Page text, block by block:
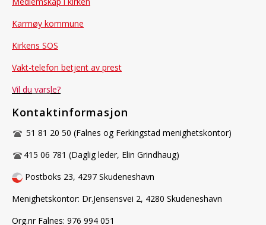
Karmøy kommune
Kirkens SOS
Vakt-telefon betjent av prest
Vil du varsle?
Kontaktinformasjon
51 81 20 50 (Falnes og Ferkingstad menighetskontor)
415 06 781 (Daglig leder, Elin Grindhaug)
Postboks 23, 4297 Skudeneshavn
Menighetskontor: Dr.Jensensvei 2, 4280 Skudeneshavn
Org.nr Falnes: 976 994 051